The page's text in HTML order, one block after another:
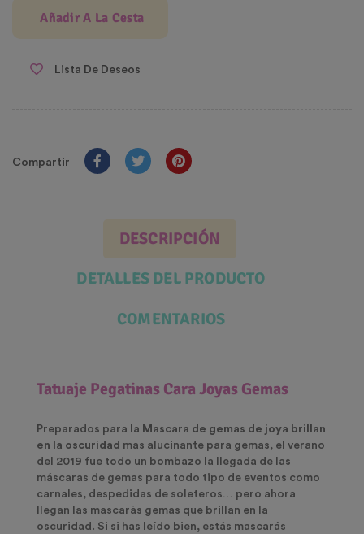
Añadir A La Cesta
Lista De Deseos
Compartir
DESCRIPCIÓN
DETALLES DEL PRODUCTO
COMENTARIOS
Tatuaje Pegatinas Cara Joyas Gemas
Preparados para la Mascara de gemas de joya brillan
en la oscuridad mas alucinante para gemas, el verano
del 2019 fue todo un bombazo la llegada de las
máscaras de gemas para todo tipo de eventos como
carnales, despedidas de soleteros… pero ahora
llegan las mascarás gemas que brillan en la
oscuridad. Si si has leído bien, estás mascarás